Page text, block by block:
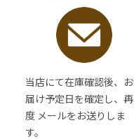
当店にて在庫確認後、お
届け予定日を確定し、再
度 メールをお送りしま
す。